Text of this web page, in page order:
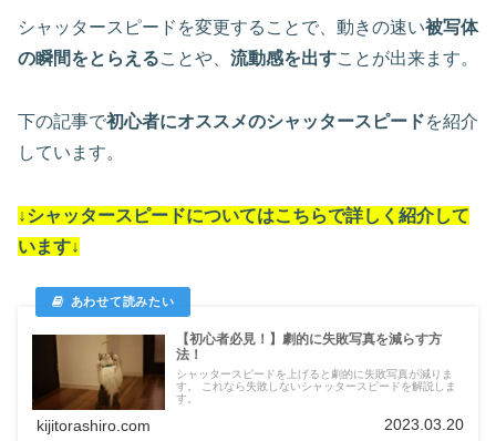
シャッタースピードを変更することで、動きの速い被写体
の瞬間をとらえることや、 流動感を出すことが出来ます。
下の記事で初心者にオススメのシャッタースピードを紹介
しています。
↓シャッタースピードについてはこちらで詳しく紹介して
います↓
【初心者必見！】劇的に失敗写真を減らす方
法！
シャッタースピードを上げると劇的に失敗写真が減りま
す。 これなら失敗しないシャッタースピードを解説しま
す。
kijitorashiro.com 2023.03.20